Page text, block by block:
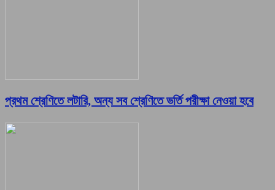
প্রথম শ্রেণিতে লটারি, অন্য সব শ্রেণিতে ভর্তি পরীক্ষা নেওয়া হবে